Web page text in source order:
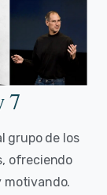
7
grupo de los
ofreciendo
motivando.